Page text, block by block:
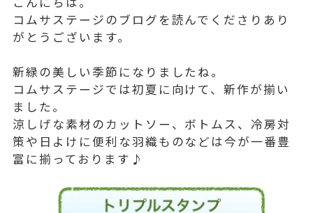
コムサステージのブログを読んでくださりあり
がとうございます。
新緑の美しい季節になりましたね。
コムサステージでは初夏に向けて、新作が揃い
ました。
涼しげな素材のカットソー、ボトムス、冷房対
策や日よけに便利な羽織ものなどは今が一番豊
富に揃っております♪